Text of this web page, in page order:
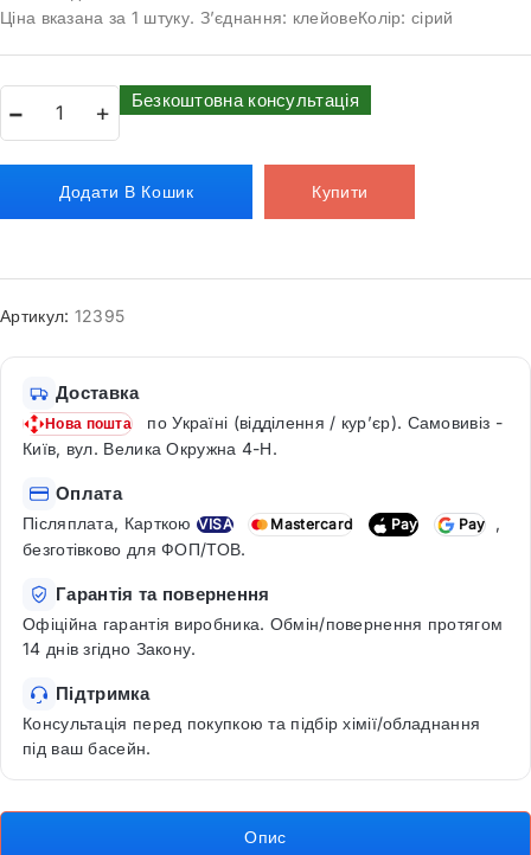
Ціна вказана за 1 штуку. З’єднання: клейовеКолір: сірий
Додати В Кошик Купити
Безкоштовна консультація
Артикул: 12395
Доставка
Нова пошта
по Україні (відділення / кур’єр). Самовивіз -
Київ, вул. Велика Окружна 4-Н.
Оплата
Післяплата, Карткою VISA Mastercard Pay Pay
,
безготівково для ФОП/ТОВ.
Гарантія та повернення
Офіційна гарантія виробника. Обмін/повернення протягом
14 днів згідно Закону.
Підтримка
Консультація перед покупкою та підбір хімії/обладнання
під ваш басейн.
Опис